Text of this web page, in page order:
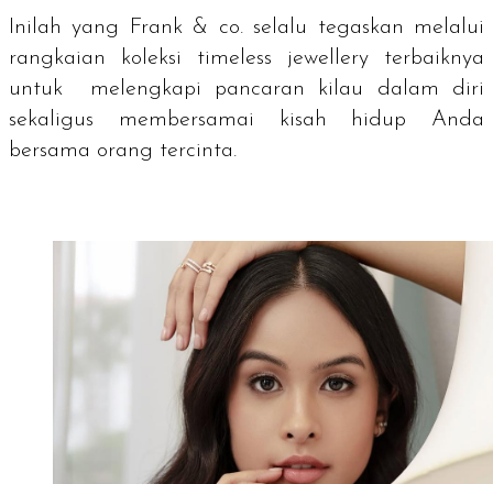
Inilah yang Frank & co. selalu tegaskan melalui
rangkaian koleksi timeless jewellery terbaiknya
untuk melengkapi pancaran kilau dalam diri
sekaligus membersamai kisah hidup Anda
bersama orang tercinta.